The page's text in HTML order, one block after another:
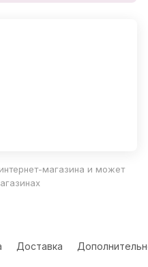
магазина и может
Доставка